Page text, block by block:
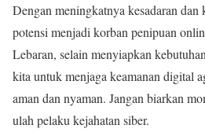
Dengan meningkatnya kesadaran dan
potensi menjadi korban penipuan
Lebaran, selain menyiapkan
kita untuk menjaga keamanan digital
aman dan nyaman. Jangan biarkan
ulah pelaku kejahatan siber.